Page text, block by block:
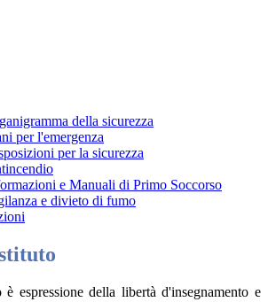
della sicurezza
per l'emergenza
per la sicurezza
e Manuali di Primo Soccorso
e divieto di fumo
espressione della libertà d'insegnamento e